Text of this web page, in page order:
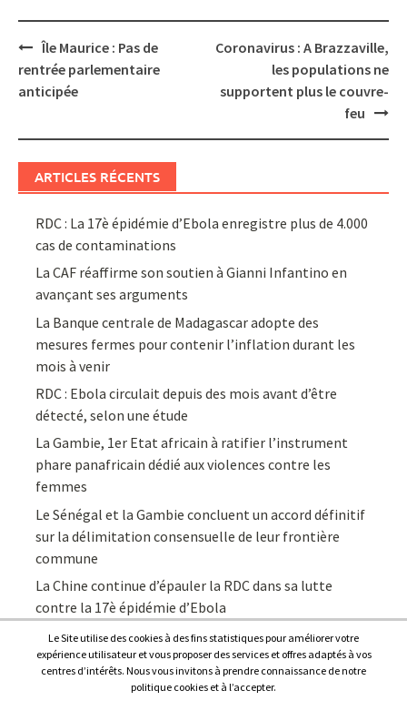
Post
navigation
Île Maurice : Pas de
rentrée parlementaire
anticipée
Coronavirus : A Brazzaville,
les populations ne
supportent plus le couvre-
feu
ARTICLES RÉCENTS
RDC : La 17è épidémie d’Ebola enregistre plus de 4.000
cas de contaminations
La CAF réaffirme son soutien à Gianni Infantino en
avançant ses arguments
La Banque centrale de Madagascar adopte des
mesures fermes pour contenir l’inflation durant les
mois à venir
RDC : Ebola circulait depuis des mois avant d’être
détecté, selon une étude
La Gambie, 1er Etat africain à ratifier l’instrument
phare panafricain dédié aux violences contre les
femmes
Le Sénégal et la Gambie concluent un accord définitif
sur la délimitation consensuelle de leur frontière
commune
La Chine continue d’épauler la RDC dans sa lutte
contre la 17è épidémie d’Ebola
Le Site utilise des cookies à des fins statistiques pour améliorer votre
expérience utilisateur et vous proposer des services et offres adaptés à vos
centres d’intérêts. Nous vous invitons à prendre connaissance de notre
politique cookies et à l’accepter.